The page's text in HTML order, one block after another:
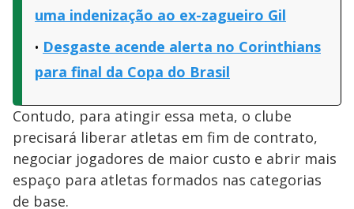
uma indenização ao ex-zagueiro Gil
Desgaste acende alerta no Corinthians
para final da Copa do Brasil
Contudo, para atingir essa meta, o clube
precisará liberar atletas em fim de contrato,
negociar jogadores de maior custo e abrir mais
espaço para atletas formados nas categorias
de base.